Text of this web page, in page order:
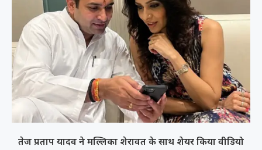
तेज प्रताप यादव ने मल्लिका शेरावत के साथ शेयर किया वीडियो